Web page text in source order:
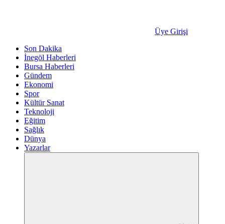
Üye Girişi
Son Dakika
İnegöl Haberleri
Bursa Haberleri
Gündem
Ekonomi
Spor
Kültür Sanat
Teknoloji
Eğitim
Sağlık
Dünya
Yazarlar